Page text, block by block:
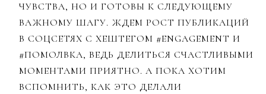
ЧУВСТВА, НО И ГОТОВЫ К СЛЕДУЮЩЕМУ
ВАЖНОМУ ШАГУ. ЖДЕМ РОСТ ПУБЛИКАЦИЙ
В СОЦСЕТЯХ С ХЕШТЕГОМ #ENGAGEMENT И
#ПОМОЛВКА, ВЕДЬ ДЕЛИТЬСЯ СЧАСТЛИВЫМИ
МОМЕНТАМИ ПРИЯТНО. А ПОКА ХОТИМ
ВСПОМНИТЬ, КАК ЭТО ДЕЛАЛИ